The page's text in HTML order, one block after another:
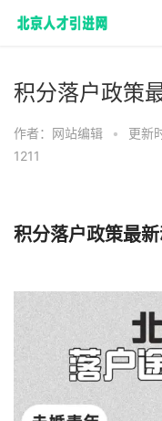
积分落户政策
作者：网站编辑 • 更新
1211
积分落户政策最